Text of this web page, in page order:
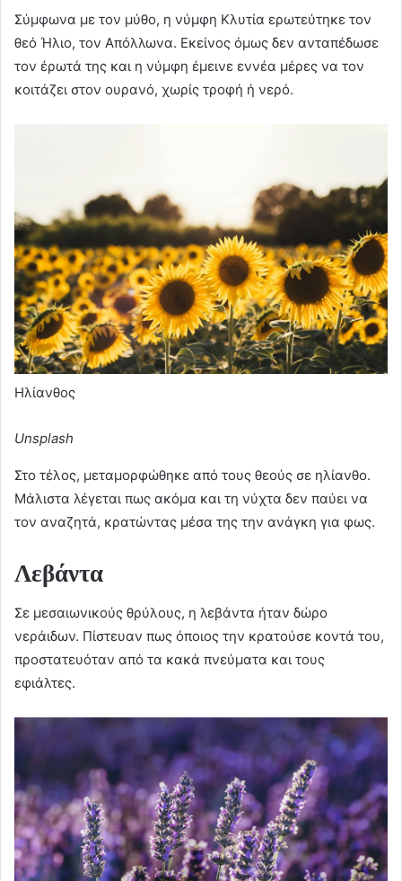
Σύμφωνα με τον μύθο, η νύμφη Κλυτία ερωτεύτηκε τον
θεό Ήλιο, τον Απόλλωνα. Εκείνος όμως δεν ανταπέδωσε
τον έρωτά της και η νύμφη έμεινε εννέα μέρες να τον
κοιτάζει στον ουρανό, χωρίς τροφή ή νερό.
Ηλίανθος
Unsplash
Στο τέλος, μεταμορφώθηκε από τους θεούς σε ηλίανθο.
Μάλιστα λέγεται πως ακόμα και τη νύχτα δεν παύει να
τον αναζητά, κρατώντας μέσα της την ανάγκη για φως.
Λεβάντα
Σε μεσαιωνικούς θρύλους, η λεβάντα ήταν δώρο
νεράιδων. Πίστευαν πως όποιος την κρατούσε κοντά του,
προστατευόταν από τα κακά πνεύματα και τους
εφιάλτες.